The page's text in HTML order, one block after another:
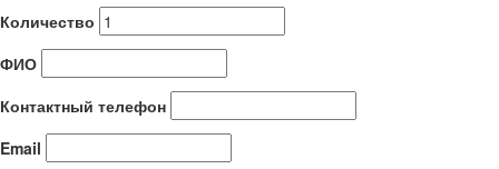
Количество
ФИО
Контактный телефон
Email